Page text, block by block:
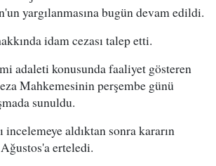
yargılanmasına bugün devam edildi.
idam cezası talep etti.
adaleti konusunda faaliyet gösteren
Mahkemesinin perşembe günü
sunuldu.
incelemeye aldıktan sonra kararın
Ağustos'a erteledi.